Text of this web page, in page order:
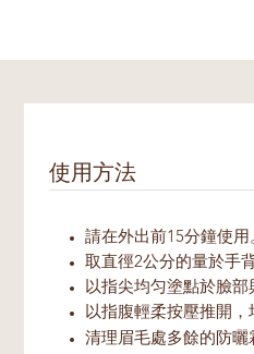
使用方法
請在外出前15分鐘使用
取直徑2公分的量於手背
以指尖均匀塗點於臉部
以指腹輕柔按壓推開，
清理眉毛處多餘的防曬